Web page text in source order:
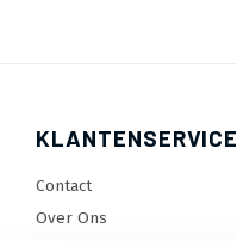
KLANTENSERVICE
Contact
Over Ons